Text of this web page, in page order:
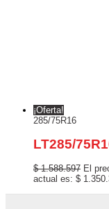
¡Oferta!
285/75R16
LT285/
$1.588.597 El
actual es: $